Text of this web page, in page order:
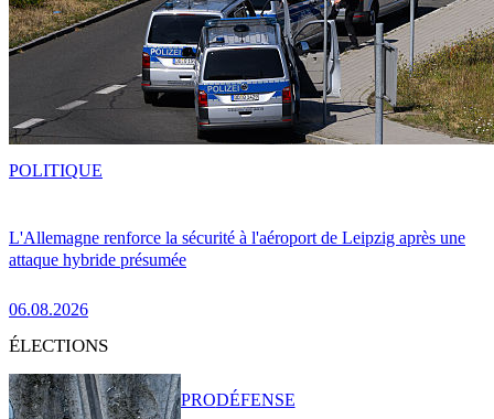
L'Allemagne renforce la sécurité à l'aéroport de Leipzig après une
attaque hybride présumée
06.08.2026
POLITIQUE
ÉLECTIONS
PRODÉFENSE